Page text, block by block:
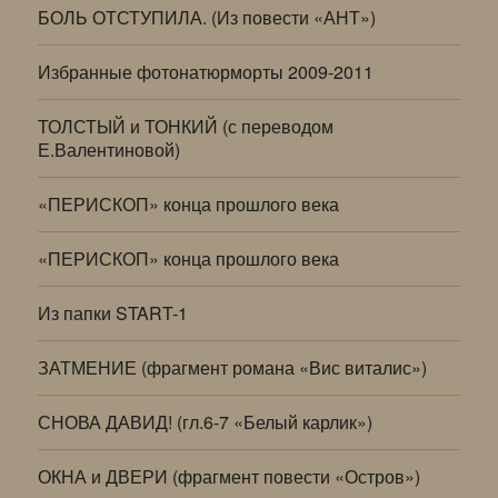
БОЛЬ ОТСТУПИЛА. (Из повести «АНТ»)
Избранные фотонатюрморты 2009-2011
ТОЛСТЫЙ и ТОНКИЙ (с переводом
Е.Валентиновой)
«ПЕРИСКОП» конца прошлого века
«ПЕРИСКОП» конца прошлого века
Из папки START-1
ЗАТМЕНИЕ (фрагмент романа «Вис виталис»)
СНОВА ДАВИД! (гл.6-7 «Белый карлик»)
ОКНА и ДВЕРИ (фрагмент повести «Остров»)